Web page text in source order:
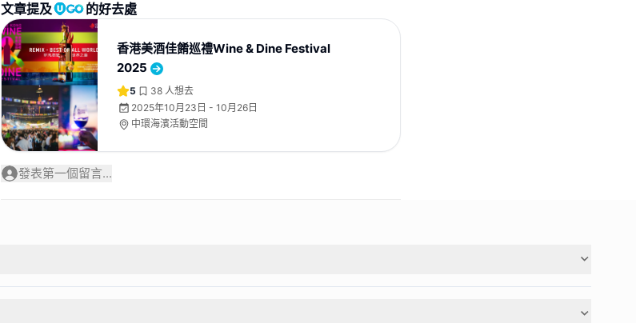
文章提及 的好去處
香港美酒佳餚巡禮Wine & Dine Festival
2025
5 38 人想去
2025年10月23日 - 10月26日
中環海濱活動空間
發表第一個留言...